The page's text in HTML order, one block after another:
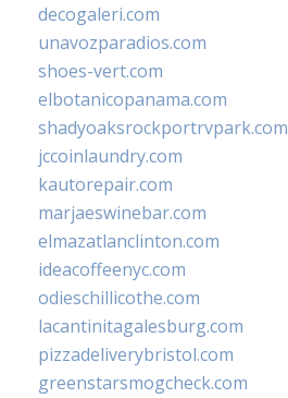
decogaleri.com
unavozparadios.com
shoes-vert.com
elbotanicopanama.com
shadyoaksrockportrvpark.com
jccoinlaundry.com
kautorepair.com
marjaeswinebar.com
elmazatlanclinton.com
ideacoffeenyc.com
odieschillicothe.com
lacantinitagalesburg.com
pizzadeliverybristol.com
greenstarsmogcheck.com